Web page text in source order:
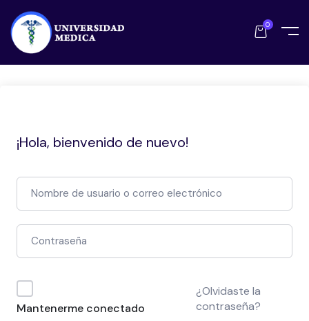
0
¡Hola, bienvenido de nuevo!
Mantenerme conectado
¿Olvidaste la
contraseña?